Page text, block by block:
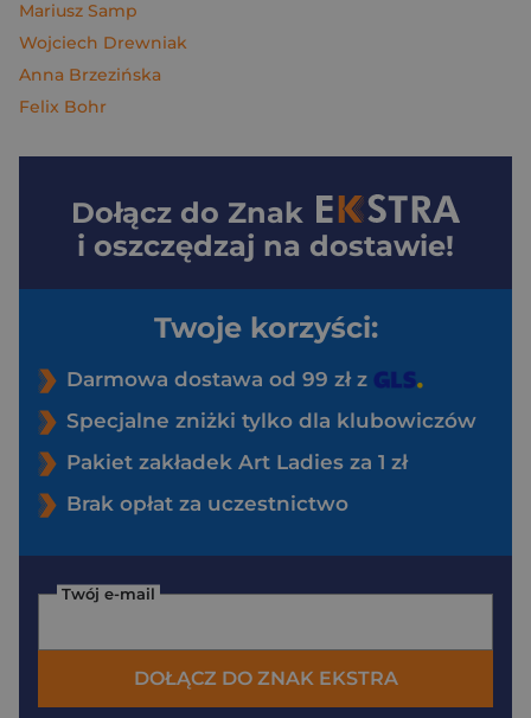
Mariusz Samp
Wojciech Drewniak
Anna Brzezińska
Felix Bohr
Dołącz do Znak
i oszczędzaj na dostawie!
Twoje korzyści:
Darmowa dostawa od 99 zł z
Specjalne zniżki tylko dla klubowiczów
Pakiet zakładek Art Ladies za 1 zł
Brak opłat za uczestnictwo
Twój e-mail
DOŁĄCZ DO ZNAK EKSTRA